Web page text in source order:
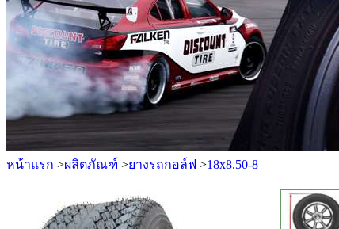
หน้าแรก >ผลิตภัณฑ์ >ยางรถกอล์ฟ >18x8.50-8